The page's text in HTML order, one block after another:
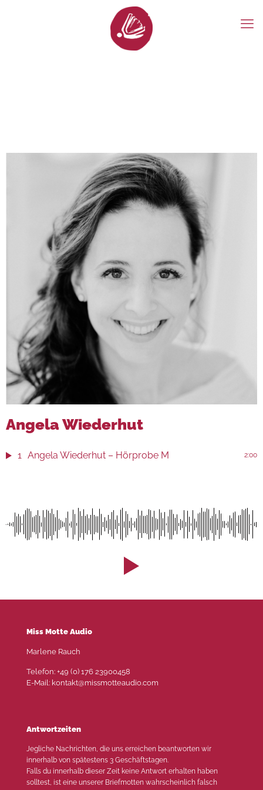
Angela Wiederhut
1 Angela Wiederhut – Hörprobe M 2:00
Miss Motte Audio
Marlene Rauch
Telefon: +49 (0) 176 23900458
E-Mail: kontakt@missmotteaudio.com
Antwortzeiten
Jegliche Nachrichten, die uns erreichen beantworten wir
innerhalb von spätestens 3 Geschäftstagen.
Falls du innerhalb dieser Zeit keine Antwort erhalten haben
solltest, ist eine unserer Briefmotten wahrscheinlich falsch